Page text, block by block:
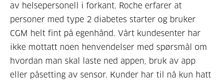
av helsepersonell i forkant. Roche erfarer at
personer med type 2 diabetes starter og bruker
CGM helt fint på egenhånd. Vårt kundesenter har
ikke mottatt noen henvendelser med spørsmål om
hvordan man skal laste ned appen, bruk av app
eller påsetting av sensor. Kunder har til nå kun hatt